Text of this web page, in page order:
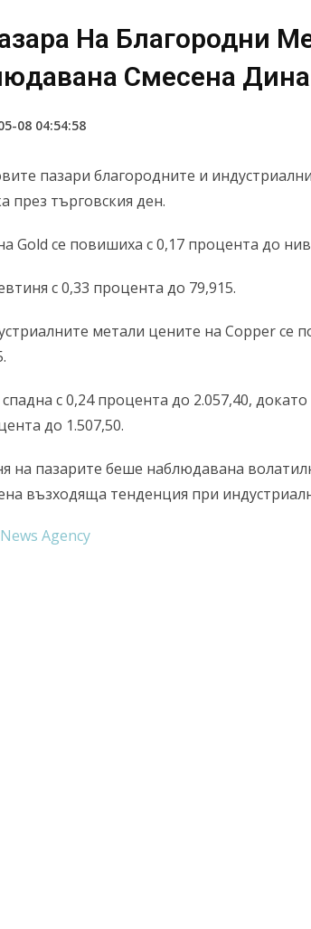
На Благородни
Смесена
08 04:54:58
пазари благородните и
през търговския ден.
Gold се повишиха с 0,17 процента до
с 0,33 процента до 79,915.
метали цените на Copperсе
спадна с 0,24 процента до 2.057,40,
до 1.507,50.
на пазарите беше наблюдавана
възходяща тенденция при
Agency